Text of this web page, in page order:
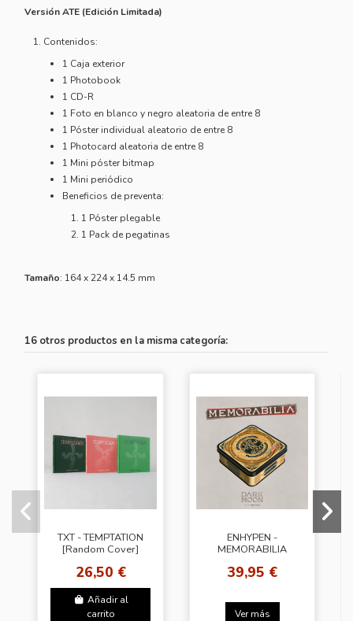
Versión ATE (Edición Limitada)
Contenidos:
1 Caja exterior
1 Photobook
1 CD-R
1 Foto en blanco y negro aleatoria de entre 8
1 Póster individual aleatorio de entre 8
1 Photocard aleatoria de entre 8
1 Mini póster bitmap
1 Mini periódico
Beneficios de preventa:
1 Póster plegable
1 Pack de pegatinas
Tamaño: 164 x 224 x 14.5 mm
16 otros productos en la misma categoría:
TXT - TEMPTATION
[Random Cover]
26,50 €
Añadir al
carrito
ENHYPEN -
MEMORABILIA
Weverse Gift (WS)
39,95 €
Ver más